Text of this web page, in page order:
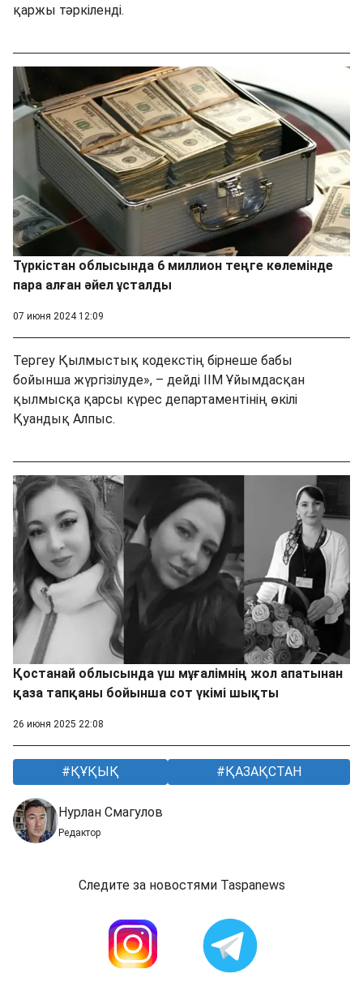
қаржы тәркіленді.
Түркістан облысында 6 миллион теңге көлемінде
пара алған әйел ұсталды
07 июня 2024 12:09
Тергеу Қылмыстық кодекстің бірнеше бабы
бойынша жүргізілуде», – дейді ІІМ Ұйымдасқан
қылмысқа қарсы күрес департаментінің өкілі
Қуандық Алпыс.
Қостанай облысында үш мұғалімнің жол апатынан
қаза тапқаны бойынша сот үкімі шықты
26 июня 2025 22:08
ҚҰҚЫҚ ҚАЗАҚСТАН
Нурлан Смагулов
Редактор
Следите за новостями Taspanews